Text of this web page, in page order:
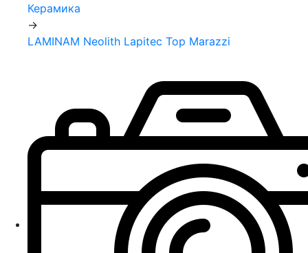
Керамика
->
LAMINAM Neolith Lapitec Top Marazzi